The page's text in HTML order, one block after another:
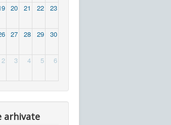
20 21 22 23
27 28 29 30
2 3 4 5 6
arhivate